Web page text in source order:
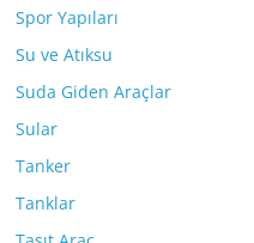
Spor Yapıları
Su ve Atıksu
Suda Giden Araçlar
Sular
Tanker
Tanklar